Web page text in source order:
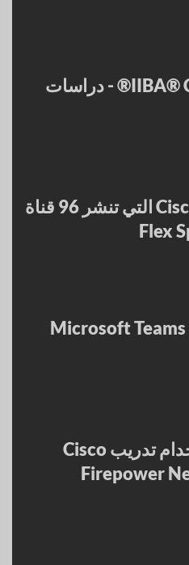
تدريب وشهادة IIBA® CBAP® - دراسات
سلسلة Cisco NCS 2000 التي تنشر 96 قناة
Flex
تدريب مهندس صوت Microsoft Teams
تأمين الشبكات باستخدام تدريب Cisco
Firepower